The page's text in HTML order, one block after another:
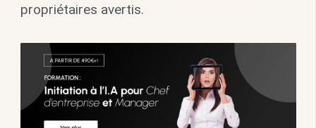
propriétaires avertis.